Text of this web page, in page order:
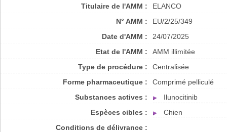
Titulaire de l'AMM :
ELANCO
N° AMM :
EU/2/25/349
Date d'AMM :
24/07/2025
Etat de l'AMM :
AMM illimitée
Type de procédure :
Centralisée
Forme pharmaceutique :
Comprimé pelliculé
Substances actives :
Ilunocitinib
Espèces cibles :
Chien
Conditions de délivrance :